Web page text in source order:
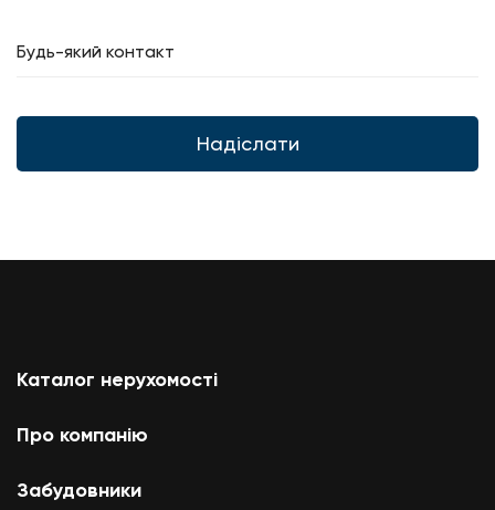
Надіслати
Каталог нерухомості
Про компанію
Забудовники